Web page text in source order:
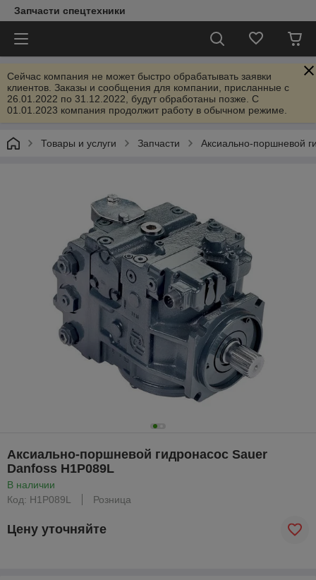
Запчасти спецтехники
Сейчас компания не может быстро обрабатывать заявки
клиентов. Заказы и сообщения для компании, присланные с
26.01.2022 по 31.12.2022, будут обработаны позже. С
01.01.2023 компания продолжит работу в обычном режиме.
Товары и услуги Запчасти Аксиально-поршневой
Аксиально-поршневой гидронасос Sauer
Danfoss H1P089L
В наличии
Код: H1P089L
Розница
Цену уточняйте